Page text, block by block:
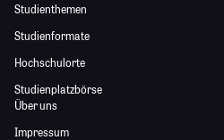
Studienthemen
Studienformate
Hochschulorte
Studienplatzbörse
Über uns
Impressum